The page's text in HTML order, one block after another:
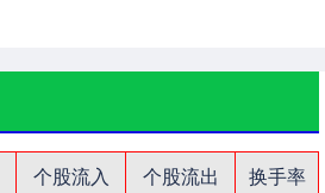
个股流入 个股流出
换手率